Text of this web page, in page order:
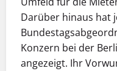
Darüber hinaus hat
Konzern bei der
angezeigt. Ihr